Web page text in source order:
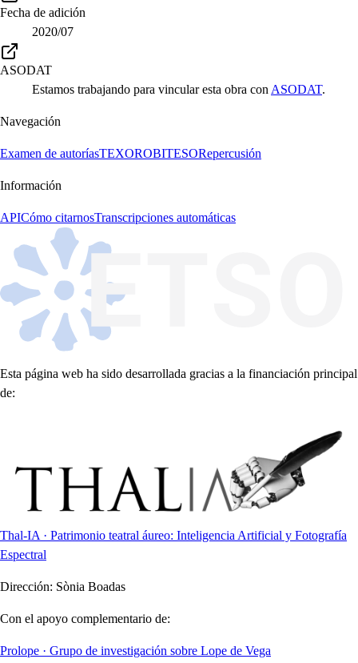
Fecha de adición
2020/07
ASODAT
Estamos trabajando para vincular esta obra con ASODAT.
Navegación
Examen de autoríasTEXOROBITESORepercusión
Información
APICómo citarnosTranscripciones automáticas
Esta página web ha sido desarrollada gracias a la financiación principal
de:
Thal-IA · Patrimonio teatral áureo: Inteligencia Artificial y Fotografía
Espectral
Dirección: Sònia Boadas
Con el apoyo complementario de:
Prolope · Grupo de investigación sobre Lope de Vega